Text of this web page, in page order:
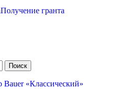
Получение гранта
Поиск